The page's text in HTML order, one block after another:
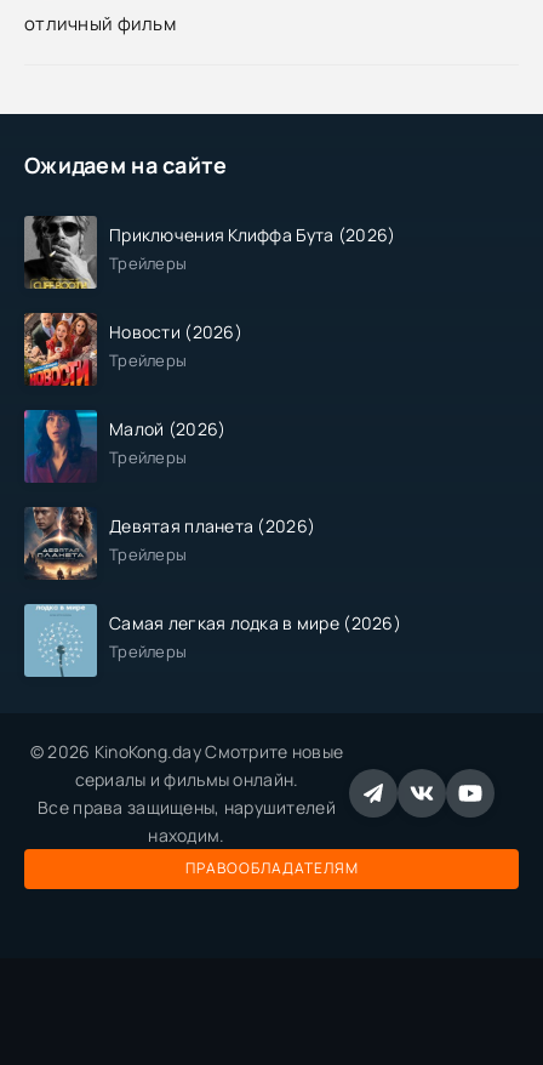
Ожидаем на сайте
Приключения Клиффа Бута (2026)
Трейлеры
Новости (2026)
Трейлеры
Малой (2026)
Трейлеры
Девятая планета (2026)
Трейлеры
Самая легкая лодка в мире (2026)
Трейлеры
отличный фильм
© 2026 KinoKong.day Смотрите новые
сериалы и фильмы онлайн.
Все права защищены, нарушителей
находим.
ПРАВООБЛАДАТЕЛЯМ